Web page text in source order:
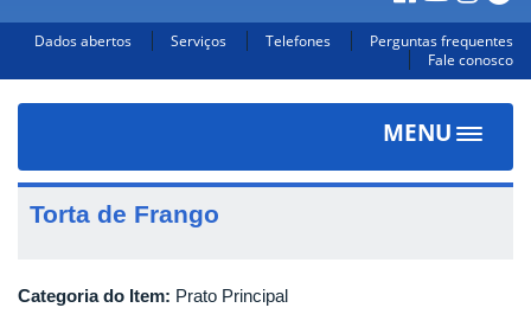
Dados abertos Serviços Telefones
Perguntas frequentes
Fale conosco
MENU
Toggle
Torta de Frango
Categoria do Item: Prato Principal